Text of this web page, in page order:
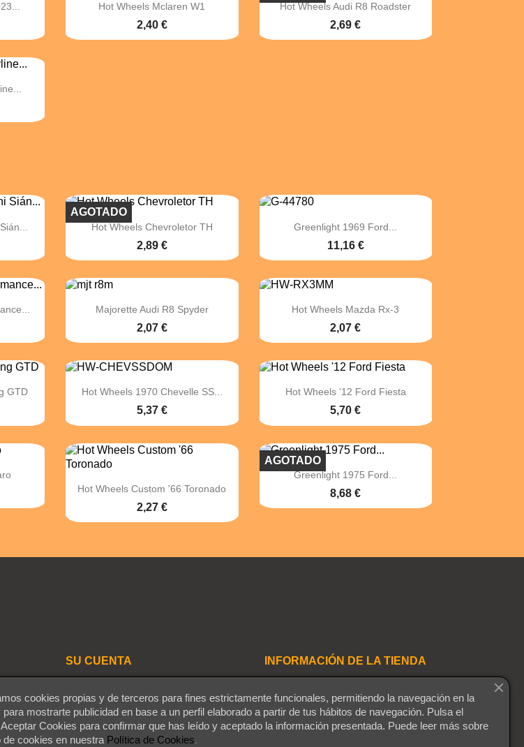
Vista rápida
Hot Wheels Mclaren W1
2,40 €
Vista rápida
Hot Wheels Audi R8 Roadster
2,69 €
 Vista rápida
Hot Wheels Chevroletor TH
2,89 €
AGOTADO
 Vista rápida
Greenlight 1969 Ford...
11,16 €
 Vista rápida
Majorette Audi R8 Spyder
2,07 €
 Vista rápida
Hot Wheels Mazda Rx-3
2,07 €
GTD  Vista rápida
Hot Wheels 1970 Chevelle SS...
5,37 €
 Vista rápida
Hot Wheels '12 Ford Fiesta
5,70 €
 Vista rápida
Hot Wheels Custom '66 Toronado
2,27 €
 Vista rápida
Greenlight 1975 Ford...
8,68 €
AGOTADO
SU CUENTA
Iniciar sesión
Crear una cuenta
Mis alertas
INFORMACIÓN DE LA TIENDA
Montequinto
41089 Dos Hermanas
Sevilla
cookies propias y de terceros para fines estrictamente funcionales, permitiendo la navegación en la
para mostrarte publicidad en base a un perfil elaborado a partir de tus hábitos de navegación. Pulsa el
Aceptar Cookies para confirmar que has leído y aceptado la información presentada. Puede leer más sobre
de cookies en nuestra Política de Cookies.